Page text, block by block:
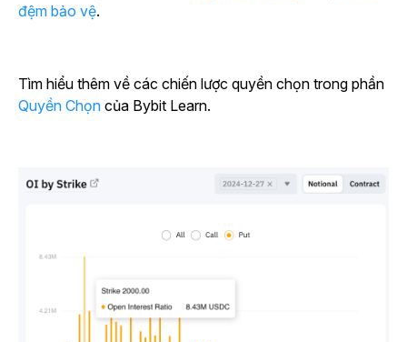
đệm bảo vệ.
Tìm hiểu thêm về các chiến lược quyền chọn trong phần
Quyền Chọn của Bybit Learn.